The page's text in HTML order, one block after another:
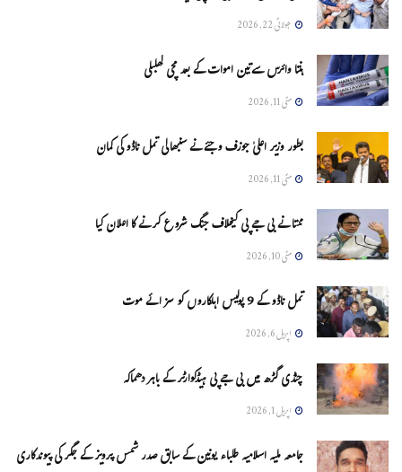
جولائی 22, 2026
ہنتا وائرس سےتین اموات کے بعد مچی کھلبلی
مئی 11, 2026
بطور وزیر اعلیٰ جوزف وجئے نے سنبھالی تمل ناڈو کی کمان
مئی 11, 2026
ممتا نے بی جے پی کیخلاف جنگ شروع کرنے کا اعلان کیا
مئی 10, 2026
تمل ناڈو کے 9 پولیس اہلکاروں کو سزائے موت
اپریل 6, 2026
چنڈی گڑھ میں بی جے پی ہیڈکوارٹر کے باہر دھماکہ
اپریل 1, 2026
جامعہ ملیہ اسلامیہ طلباء یونین کے سابق صدر شمس پرویز کے جگر کی پیوندکاری